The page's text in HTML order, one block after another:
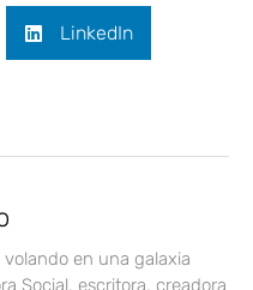
LinkedIn
en una galaxia